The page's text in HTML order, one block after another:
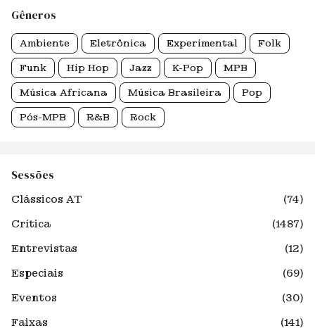
Gêneros
Ambiente Eletrônica Experimental Folk
Funk Hip Hop Jazz K-Pop MPB
Música Africana Música Brasileira Pop
Pós-MPB R&B Rock
Sessões
Clássicos AT
(74)
Crítica
(1487)
Entrevistas
(12)
Especiais
(69)
Eventos
(30)
Faixas
(141)